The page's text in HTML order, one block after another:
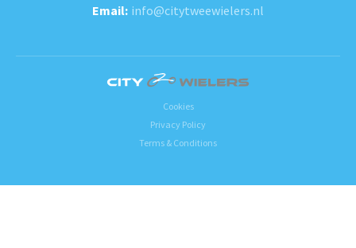
info@citytweewielers.nl
Cookies
Privacy Policy
Terms & Conditions